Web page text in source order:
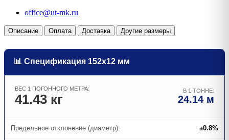
office@ut-mk.ru
Описание Оплата Доставка Другие размеры
📊 Спецификация 152х12 мм
ВЕС 1 ПОГОННОГО МЕТРА:
41.43 кг
В 1 ТОННЕ:
24.14 м
Предельное отклонение (диаметр): ±0.8%